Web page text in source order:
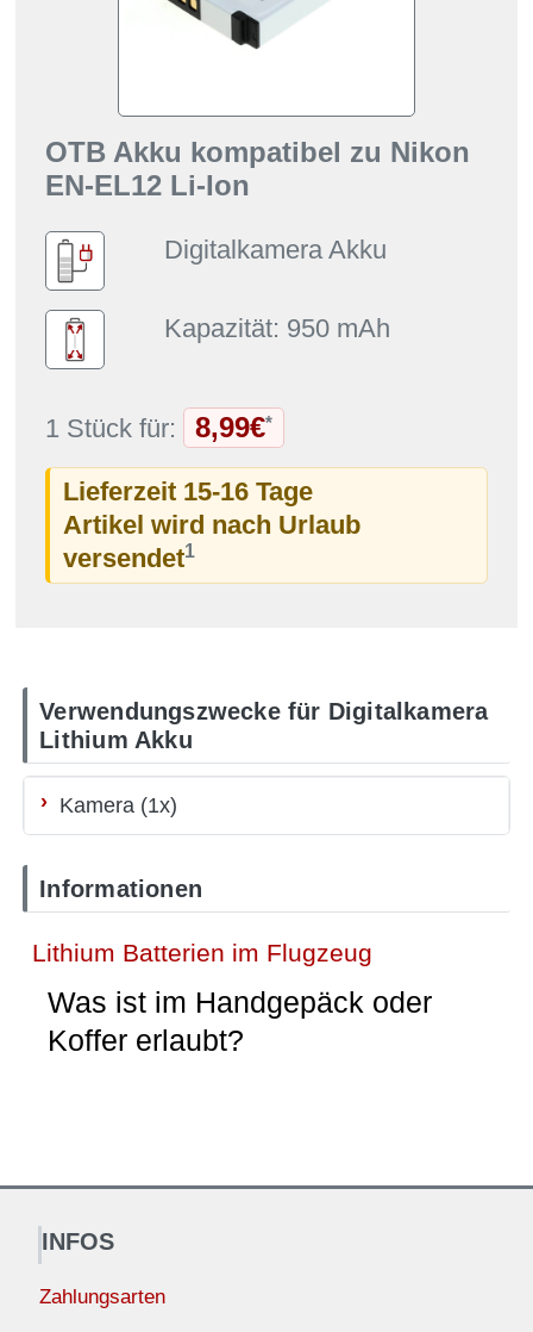
OTB Akku kompatibel zu Nikon
EN-EL12 Li-Ion
Digitalkamera Akku
Kapazität: 950 mAh
1 Stück für: 8,99€*
Lieferzeit 15-16 Tage
Artikel wird nach Urlaub
versendet1
Verwendungszwecke für Digitalkamera
Lithium Akku
Kamera (1x)
Informationen
Lithium Batterien im Flugzeug
Was ist im Handgepäck oder
Koffer erlaubt?
INFOS
Zahlungsarten